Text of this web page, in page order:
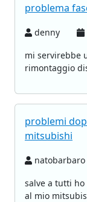
problema
denny
mi servirebbe
rimontaggio
problemi
mitsubishi
natobarbaro
salve a tutti
al mio